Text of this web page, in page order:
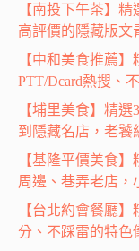
【南投下午茶】
高評價的隱藏版文
【中和美食推薦】
PTT/Dcard熱搜、
【埔里美食】精
到隱藏名店，老饕
【基隆平價美食
周邊、巷弄老店，
【台北約會餐廳
分、不踩雷的特色